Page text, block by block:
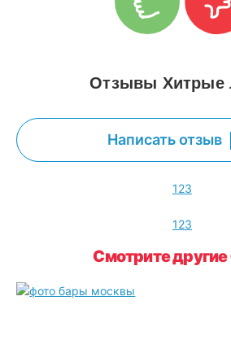
Отзывы Хитрые
Написать отзыв
123
123
Смотрите